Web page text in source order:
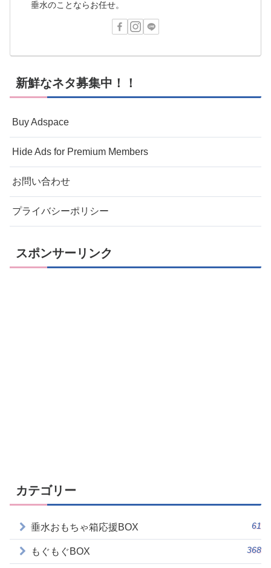
垂水のことならお任せ。
新鮮なネタ募集中！！
Buy Adspace
Hide Ads for Premium Members
お問い合わせ
プライバシーポリシー
スポンサーリンク
カテゴリー
垂水おもちゃ箱応援BOX 61
もぐもぐBOX 368